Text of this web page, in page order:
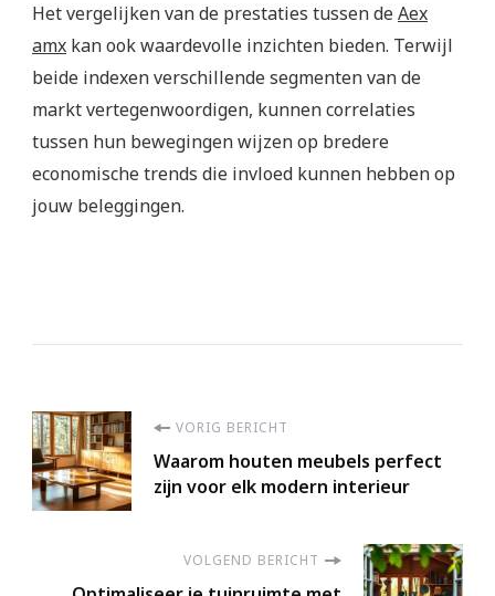
Het vergelijken van de prestaties tussen deAex
amx kan ook waardevolle inzichten bieden. Terwijl
beide indexen verschillende segmenten van de
markt vertegenwoordigen, kunnen correlaties
tussen hun bewegingen wijzen op bredere
economische trends die invloed kunnen hebben op
jouw beleggingen.
Berichtnavigatie
VORIG BERICHT
Waarom houten meubels perfect
zijn voor elk modern interieur
VOLGEND BERICHT